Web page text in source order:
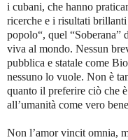
i cubani, che hanno
ricerche e i risultati
popolo“, quel “Soberana”
viva al mondo. Nessun
pubblica e statale come
nessuno lo vuole. Non è
quanto il preferire ciò che
all’umanità come vero
Non l’amor vincit omnia,